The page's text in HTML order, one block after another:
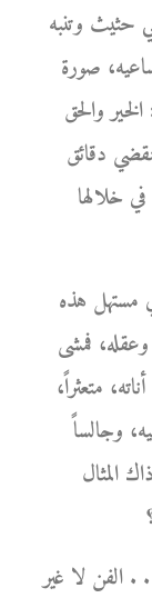
حثيث وتنبه
صورة
الخير والحق
دقائق
خلالها
مستهل هذه
فمشى
متعثراً،
وجالساً
المثال